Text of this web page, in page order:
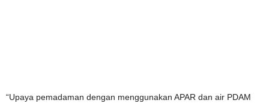
“Upaya pemadaman dengan menggunakan APAR dan air PDAM